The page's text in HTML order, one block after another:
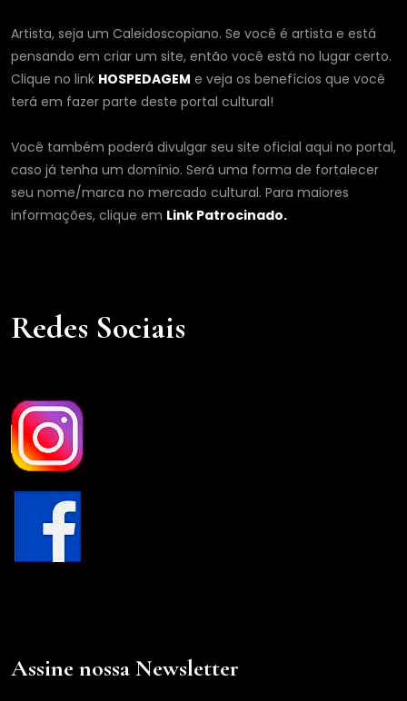
Artista, seja um Caleidoscopiano. Se você é artista e está
pensando em criar um site, então você está no lugar certo.
Clique no link HOSPEDAGEM e veja os benefícios que você
terá em fazer parte deste portal cultural!
Você também poderá divulgar seu site oficial aqui no portal,
caso já tenha um domínio. Será uma forma de fortalecer
seu nome/marca no mercado cultural. Para maiores
informações, clique em Link Patrocinado.
Redes Sociais
Assine nossa Newsletter